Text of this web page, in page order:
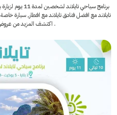
تايلاند مع افضل فنادق تايلاند مع افطار, سيارة
. اكتشف المزيد من عروض